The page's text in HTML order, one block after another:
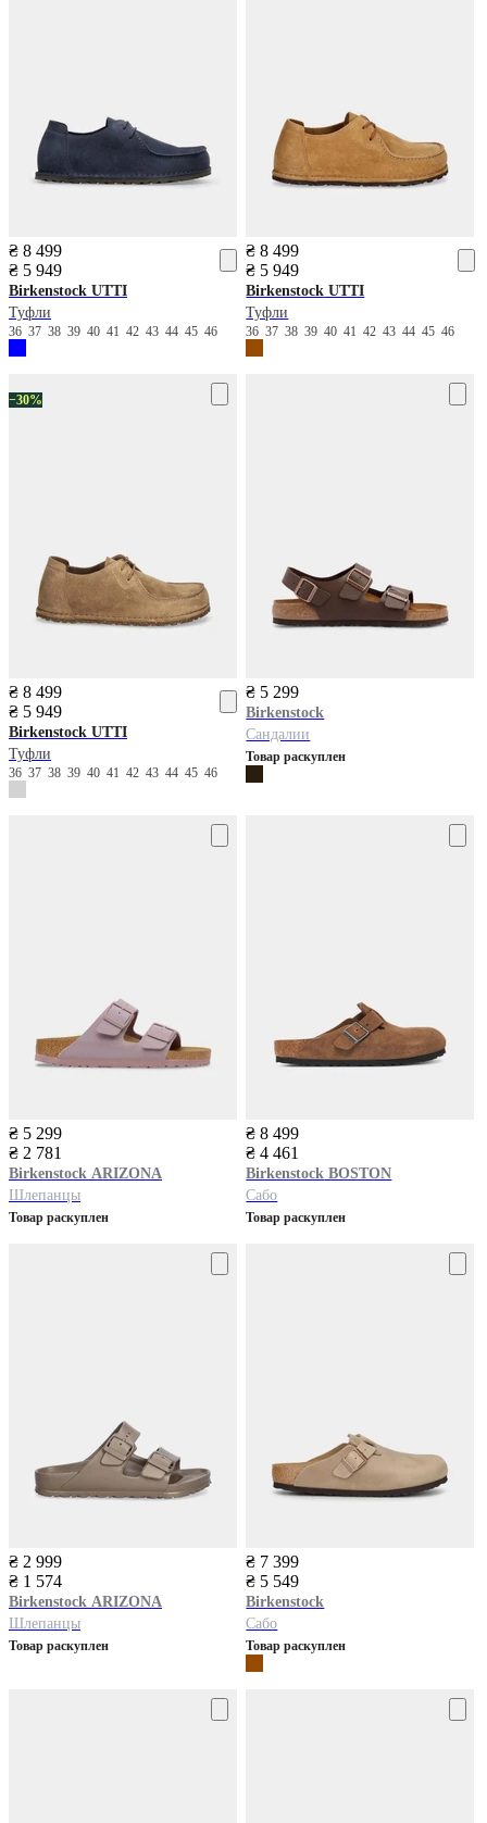
₴ 8 499
₴ 5 949
Birkenstock UTTI
Туфли
36 37 38 39 40 41 42 43 44 45 46
₴ 8 499
₴ 5 949
Birkenstock UTTI
Туфли
3637383940414243444546
−30%
₴ 8 499
₴ 5 949
Birkenstock UTTI
Туфли
36 37 38 39 40 41 42 43 44 45 46
₴ 5 299
Birkenstock
Сандалии
Товар раскуплен
₴ 5 299
₴ 2 781
Birkenstock ARIZONA
Шлепанцы
Товар раскуплен
₴ 8 499
₴ 4 461
Birkenstock BOSTON
Сабо
Товар раскуплен
₴ 2 999
₴ 1 574
Birkenstock ARIZONA
Шлепанцы
Товар раскуплен
₴ 7 399
₴ 5 549
Birkenstock
Сабо
Товар раскуплен